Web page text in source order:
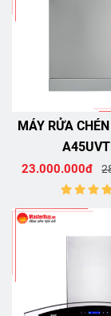
MÁY RỬA
23.000.000đ